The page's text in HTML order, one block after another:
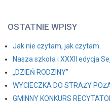
OSTATNIE WPISY
Jak nie czytam, jak czytam.
Nasza szkoła i XXXII edycja
„DZIEŃ RODZINY”
WYCIECZKA DO STRAŻY
GMINNY KONKURS